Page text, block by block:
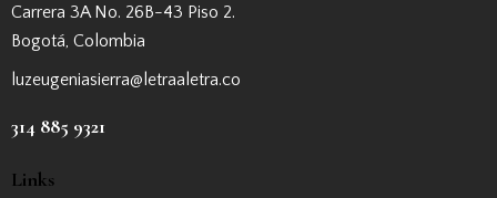
Carrera 3A No. 26B-43 Piso 2.
Bogotá, Colombia
luzeugeniasierra@letraaletra.co
314 885 9321
Links